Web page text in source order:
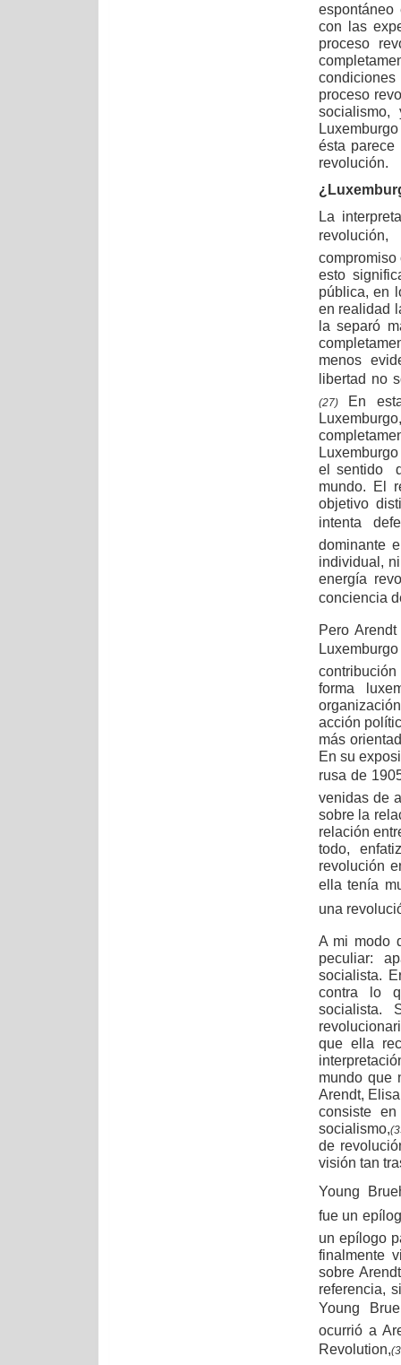
con las
proceso
proceso
socialismo,
ésta parece
revolución.
La
esto
pública, en
en realidad
la separó
menos
libertad no
(27)En esta
el sentido
mundo. El
objetivo
intenta
dominante
individual,
energía
conciencia
Pero
contribución
forma
acción
más
En su
rusa de
venidas de
sobre la
relación
todo,
revolución
ella tenía
una
A mi modo
peculiar:
socialista.
contra lo
socialista.
que ella
mundo que
Arendt,
consiste
socialismo,
de
visión tan
Young 
fue un
un epílogo
finalmente
sobre
referencia,
Young 
ocurrió a
Revolution,